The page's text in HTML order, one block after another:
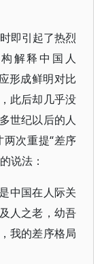
即引起了热烈
解释中国人
形成鲜明对比
此后却几乎没
世纪以后的人
次重提“差序
说法：
中国在人际关
人之老，幼吾
我的差序格局